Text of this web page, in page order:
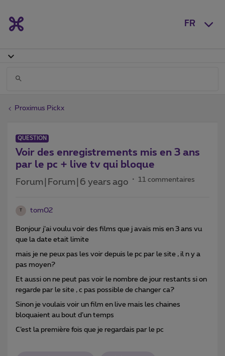
FR
Proximus Pickx
QUESTION
Voir des enregistrements mis en 3 ans
par le pc + live tv qui bloque
Forum|Forum|6 years ago 11 commentaires
tom02
Bonjour j’ai voulu voir des films que j avais mis en 3 ans vu
que la date etait limite
mais je ne peux pas les voir depuis le pc par le site , il n y a
pas moyen?
Et aussi on ne peut pas voir le nombre de jour restants si on
regarde par le site , c pas possible de changer ca?
Sinon je voulais voir un film en live mais les chaines
bloquaient au bout d’un temps
C’est la première fois que je regardais par le pc